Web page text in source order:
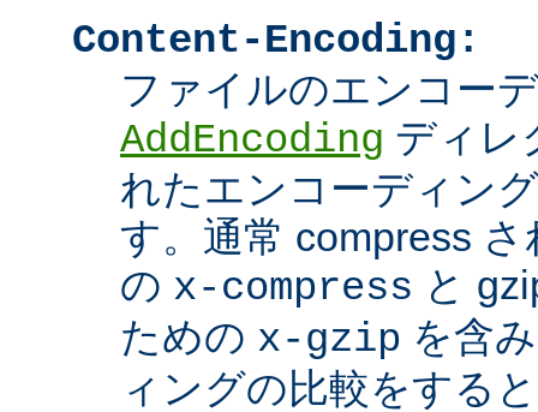
Content-Encoding:
ファイルのエンコー
AddEncoding ディレ
れたエンコーディン
す。通常 compress
の x-compress と
ための x-gzip を含
ィングの比較をする